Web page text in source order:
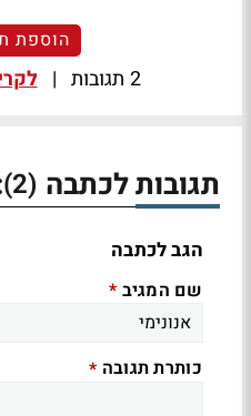
הוספת
2 תגובות |
תגובות לכתבה (2)
הגב לכתבה
שם המגיב *
כותרת תגובה *